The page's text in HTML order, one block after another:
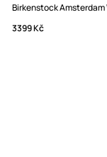
3399 Kč